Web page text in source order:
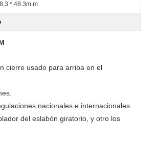
* 48.3m m
cierre usado para arriba en el
nacionales e internacionales
del eslabón giratorio, y otro los